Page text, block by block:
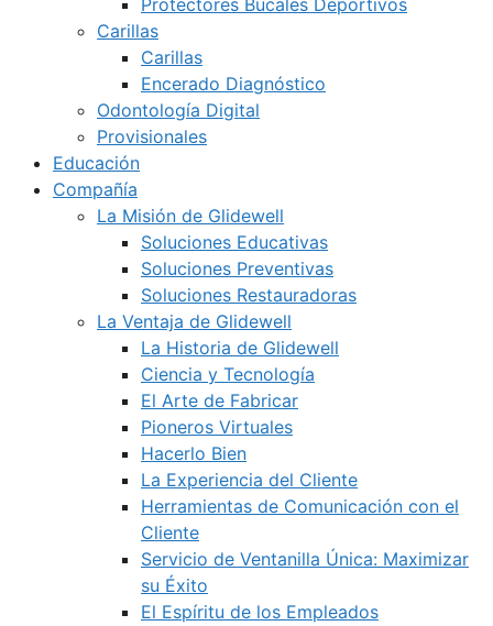
Protectores Bucales Deportivos
Carillas
Carillas
Encerado Diagnóstico
Odontología Digital
Provisionales
Educación
Compañía
La Misión de Glidewell
Soluciones Educativas
Soluciones Preventivas
Soluciones Restauradoras
La Ventaja de Glidewell
La Historia de Glidewell
Ciencia y Tecnología
El Arte de Fabricar
Pioneros Virtuales
Hacerlo Bien
La Experiencia del Cliente
Herramientas de Comunicación con el
Cliente
Servicio de Ventanilla Única: Maximizar
su Éxito
El Espíritu de los Empleados